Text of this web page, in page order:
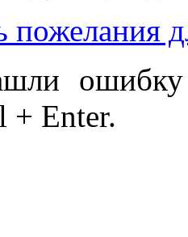
пожелания
ошибку
+ Enter.